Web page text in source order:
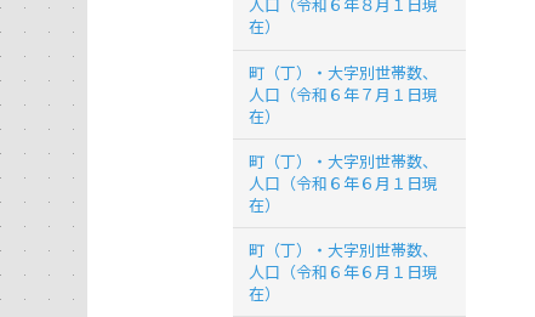
人口（令和６年８月１日現
在）
町（丁）・大字別世帯数、
人口（令和６年７月１日現
在）
町（丁）・大字別世帯数、
人口（令和６年６月１日現
在）
町（丁）・大字別世帯数、
人口（令和６年６月１日現
在）